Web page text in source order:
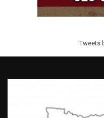
Tweets